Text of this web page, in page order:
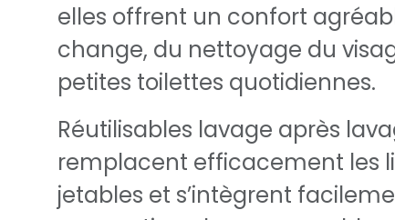
elles offrent un confort
change, du nettoyage du
petites toilettes quotidiennes.
Réutilisables lavage après
remplacent efficacement les
jetables et s’intègrent